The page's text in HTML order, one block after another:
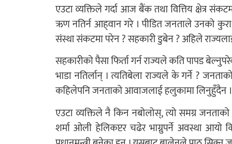
एउटा व्यक्तिले गर्दा आज बैंक तथा वित्तिय क्षेत्र
ऋण नतिर्न आह्‌वान गरे । पीडित जनताले उनको
संस्था संकटमा परेन ? सहकारी डुबेन ? अहिले
सहकारीको पैसा फिर्ता गर्न राज्यले कति पापड
भाडा नतिर्लान् । त्यतिबेला राज्यले के गर्ने ?
कहिलेपनि जनताको आवाजलाई हलुकामा लिनुहुँदैन ।
एउटा व्यक्तिले नै किन नबोलोस्, त्यो समग्र
शर्मा ओली हेलिकप्टर चढेर भाग्नुपर्ने अवस्था